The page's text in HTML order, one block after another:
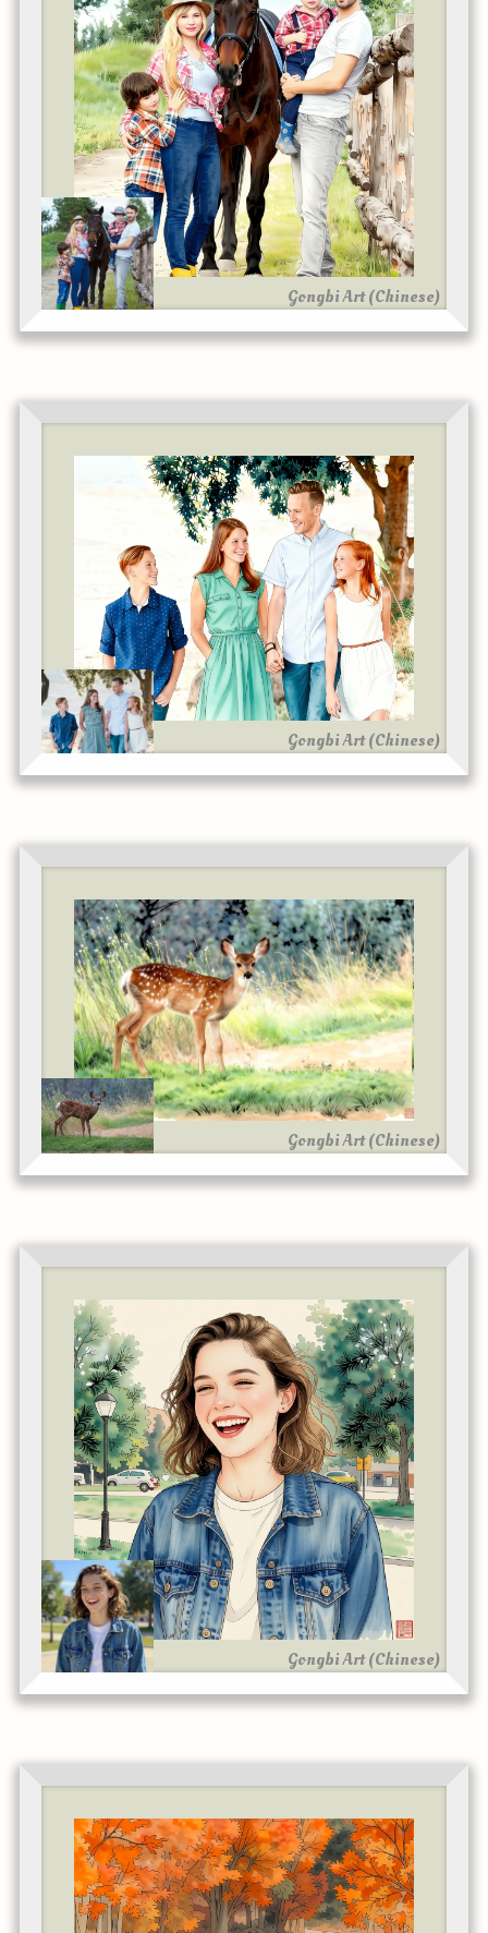
Gongbi Art (Chinese)
Gongbi Art (Chinese)
Gongbi Art (Chinese)
Gongbi Art (Chinese)